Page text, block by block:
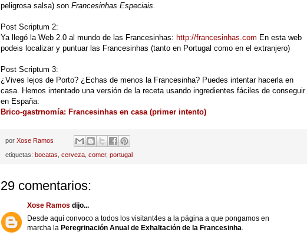
peligrosa salsa) son Francesinhas Especiais
Post Scriptum 2:
Ya llegó la Web 2.0 al mundo de las Francesinhas: http://francesinhas.com En esta web
podeis localizar y puntuar las Francesinhas (tanto en Portugal como en el extranjero)
Post Scriptum 3:
¿Vives lejos de Porto? ¿Echas de menos la Francesinha? Puedes intentar hacerla en
casa. Hemos intentado una versión de la receta usando ingredientes fáciles de conseguir
en España:
Brico-gastrnomía: Francesinhas en casa (primer intento)
por Xose Ramos
etiquetas: bocatas cerveza comer, portugal
29 comentarios:
Xose Ramos dijo...
Desde aquí convoco a todos los visitant4es a la página a que pongamos en
marcha la Peregrinación Anual de Exhaltación de la Francesinha.